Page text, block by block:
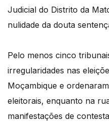
Judicial do Distrito da
nulidade da douta
Pelo menos cinco
irregularidades nas
Moçambique e
eleitorais, enquanto na
manifestações de